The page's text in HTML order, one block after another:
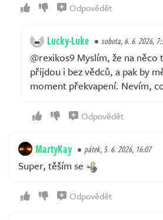
Odpovědět
Lucky-Luke sobota, 6. 6. 2026,
@rexikos9 Myslím, že na něco
přijdou i bez vědců, a pak by
moment překvapení. Nevím,
Odpovědět
MartyKay pátek, 5. 6. 2026, 16:07
Super, těším se
Odpovědět